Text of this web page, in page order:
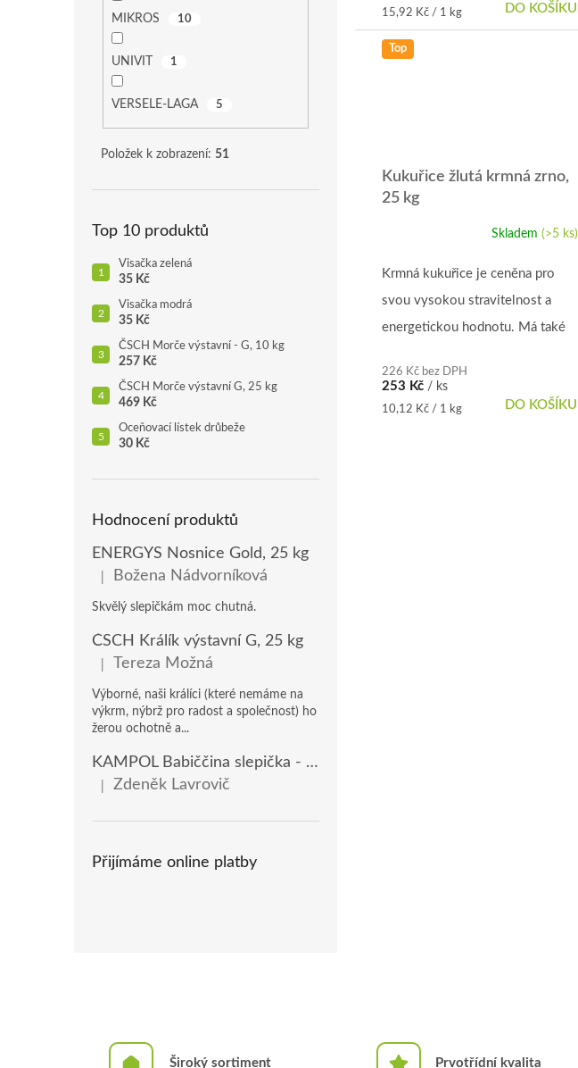
MIKROS 10
UNIVIT 1
VERSELE-LAGA 5
Položek k zobrazení: 51
Top 10 produktů
Visačka zelená
35 Kč
Visačka modrá
35 Kč
ČSCH Morče výstavní - G, 10 kg
257 Kč
ČSCH Morče výstavní G, 25 kg
469 Kč
Oceňovací lístek drůbeže
30 Kč
Hodnocení produktů
ENERGYS Nosnice Gold, 25 kg
Hodnocení produktu je 5 z 5 hvězdiček.
Božena Nádvorníková
Skvělý slepičkám moc chutná.
ČSCH Králík výstavní G, 25 kg
Hodnocení produktu je 5 z 5 hvězdiček.
Tereza Možná
Výborné, naši králíci (které nemáme na
výkrm, nýbrž pro radost a společnost) ho
žerou ochotně a...
KAMPOL Babiččina slepička - domácí nosnice(KB), 20 kg
Hodnocení produktu je 5 z 5 hvězdiček.
Zdeněk Lavrovič
Přijímáme online platby
Měrná
cena:
15,92 Kč / 1 kg DO KOŠÍKU
Top
Kukuřice žlutá krmná zrno,
25 kg
produktu
4,8
z
Skladem (>5 ks)
226 Kč bez DPH
253 Kč / ks
Měrná
10,12 Kč / 1 kg DO KOŠÍKU
Krmná kukuřice je ceněna pro
svou vysokou stravitelnost a
energetickou hodnotu. Má také
ječmen.Kukuřici je vhodné
přidávat do krmné směsi všem...
Široký sortiment Prvotřídní kvalita